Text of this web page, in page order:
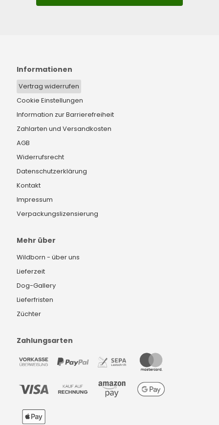
Informationen
Vertrag widerrufen
Cookie Einstellungen
Information zur Barrierefreiheit
Zahlarten und Versandkosten
AGB
Widerrufsrecht
Datenschutzerklärung
Kontakt
Impressum
Verpackungslizensierung
Mehr über
Wildborn - über uns
Lieferzeit
Dog-Gallery
Lieferfristen
Züchter
Zahlungsarten